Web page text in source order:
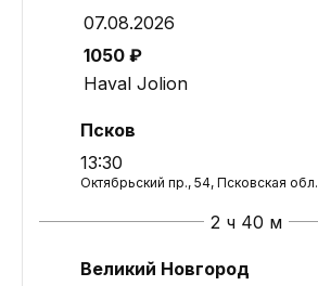
07.08.2026
1050 ₽
Haval Jolion
Псков
13:30
Октябрьский пр., 54, Псковская обл.
2 ч 40 м
Великий Новгород